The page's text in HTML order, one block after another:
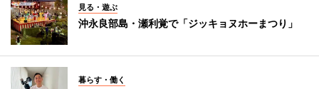
見る・遊ぶ
沖永良部島・瀬利覚で「ジッキョヌホーまつり」
暮らす・働く